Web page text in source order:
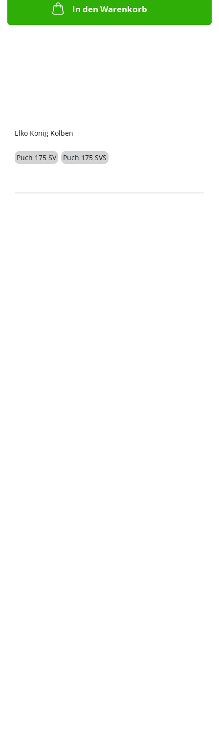
In den Warenkorb
Elko König Kolben
Puch 175 SV Puch 175 SVS